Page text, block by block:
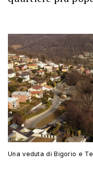
Una veduta di Bigorio e